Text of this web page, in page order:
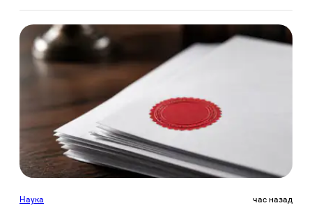
Наука час назад